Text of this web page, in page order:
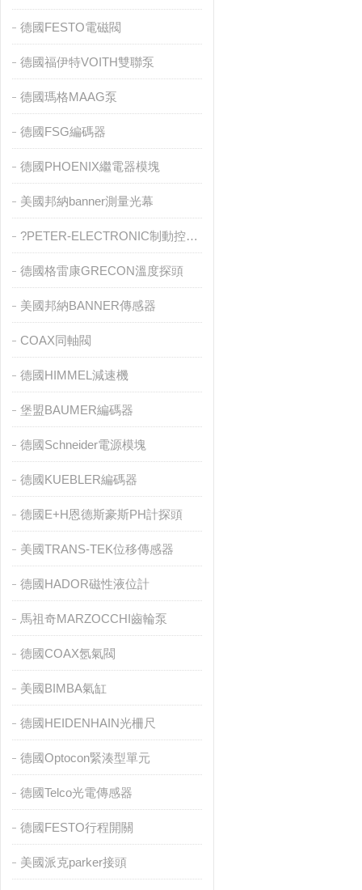
德國FESTO電磁閥
德國福伊特VOITH雙聯泵
德國瑪格MAAG泵
德國FSG編碼器
德國PHOENIX繼電器模塊
美國邦納banner測量光幕
?PETER-ELECTRONIC制動控制器
德國格雷康GRECON溫度探頭
美國邦納BANNER傳感器
COAX同軸閥
德國HIMMEL減速機
堡盟BAUMER編碼器
德國Schneider電源模塊
德國KUEBLER編碼器
德國E+H恩德斯豪斯PH計探頭
美國TRANS-TEK位移傳感器
德國HADOR磁性液位計
馬祖奇MARZOCCHI齒輪泵
德國COAX氬氣閥
美國BIMBA氣缸
德國HEIDENHAIN光柵尺
德國Optocon緊湊型單元
德國Telco光電傳感器
德國FESTO行程開關
美國派克parker接頭